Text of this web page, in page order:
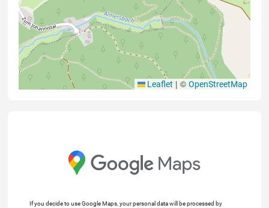
Leaflet | © OpenStreetMap
If you decide to use Google Maps, your personal data will be processed by